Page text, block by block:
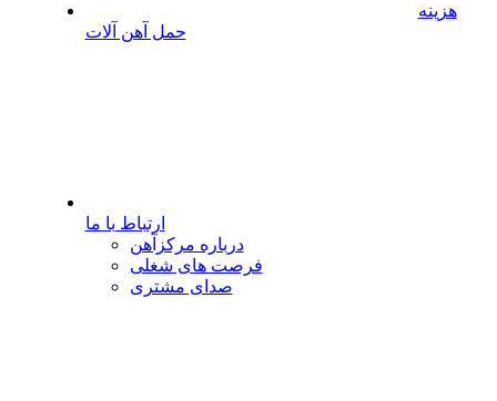
هزینه
حمل آهن آلات
ارتباط با ما
درباره مرکزآهن
فرصت های شغلی
صدای مشتری